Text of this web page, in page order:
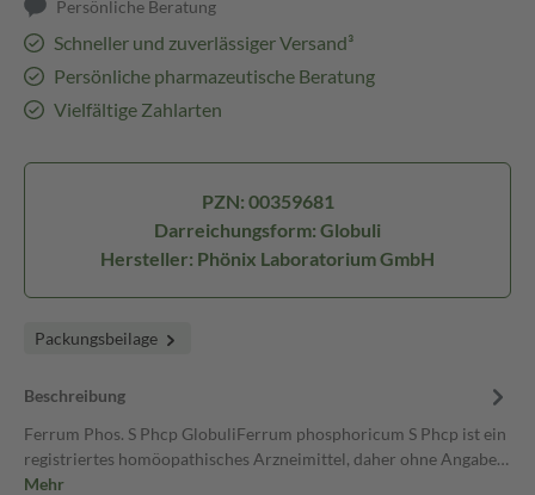
Persönliche Beratung
Schneller und zuverlässiger Versand³
Persönliche pharmazeutische Beratung
Vielfältige Zahlarten
PZN: 00359681
Darreichungsform: Globuli
Hersteller: Phönix Laboratorium GmbH
Packungsbeilage
Beschreibung
Ferrum Phos. S Phcp GlobuliFerrum phosphoricum S Phcp ist ein
registriertes homöopathisches Arzneimittel, daher ohne Angabe…
Mehr